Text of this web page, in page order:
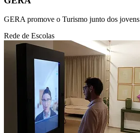
GERA promove o Turismo junto dos jovens
Rede de Escolas